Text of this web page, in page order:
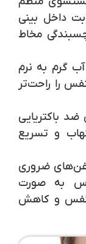
داخل بینی
مخاط
گرم به نرم
را راحت‌تر
باکتریایی
و تسریع
ضروری
به صورت
تنفس و کاهش